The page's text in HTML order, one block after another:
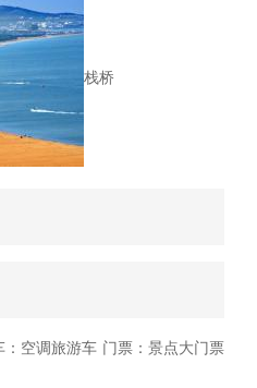
栈桥
空调旅游车 门票：景点大门票